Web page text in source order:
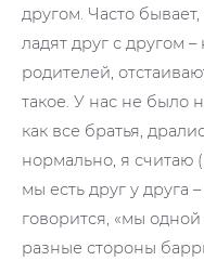
другом. Часто
ладят друг с другом
родителей,
такое. У нас не было
как все братья,
нормально, я считаю (
мы есть друг у друга
говорится, «мы
разные стороны